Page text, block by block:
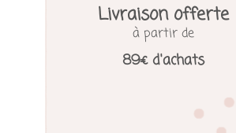
Livraison offerte
à partir de
89€ d'achats